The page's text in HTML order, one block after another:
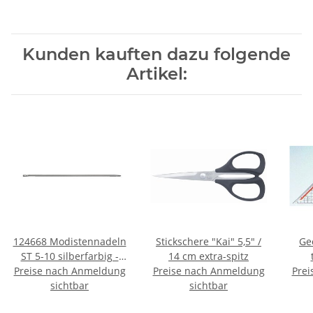
Kunden kauften dazu folgende
Artikel:
124668 Modistennadeln
ST 5-10 silberfarbig -
KTE á 16 ST
Preise nach Anmeldung
sichtbar
Stickschere "Kai" 5,5" /
14 cm extra-spitz
Preise nach Anmeldung
sichtbar